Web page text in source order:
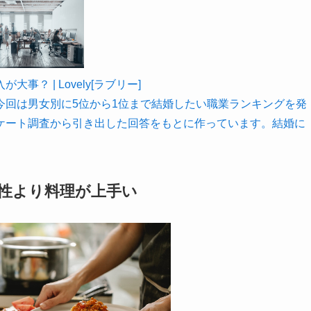
大事？ | Lovely[ラブリー]
は男女別に5位から1位まで結婚したい職業ランキングを発
ト調査から引き出した回答をもとに作っています。結婚に
より料理が上手い